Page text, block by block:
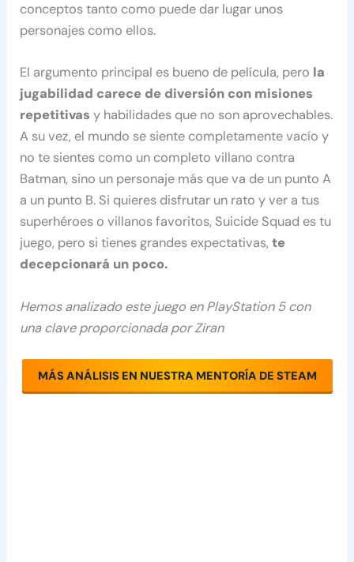
conceptos tanto como puede dar lugar unos
personajes como ellos.
El argumento principal es bueno de película, pero la
jugabilidad carece de diversión con misiones
repetitivasy habilidades que no son aprovechables.
A su vez, el mundo se siente completamente vacío y
no te sientes como un completo villano contra
Batman, sino un personaje más que va de un punto A
a un punto B. Si quieres disfrutar un rato y ver a tus
superhéroes o villanos favoritos, Suicide Squad es tu
juego, pero si tienes grandes expectativas,te
decepcionará un poco.
Hemos analizado este juego en PlayStation 5 con
una clave proporcionada por Ziran
MÁS ANÁLISIS EN NUESTRA MENTORÍA DE STEAM